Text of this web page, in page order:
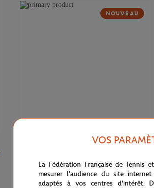
NOUVEAU
Sac à dos Cadence Soft 14" Delsey x
Roland-Garros - Marine
VOS
La Fédération Française de Tennis
mesurer l'audience du site
adaptés à vos centres d'intérêt.